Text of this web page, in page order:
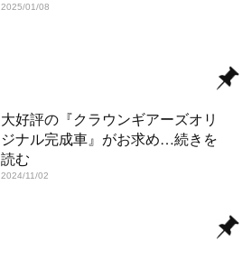
2025/01/08
大好評の『クラウンギアーズオリ
ジナル完成車』がお求め…続きを
読む
2024/11/02